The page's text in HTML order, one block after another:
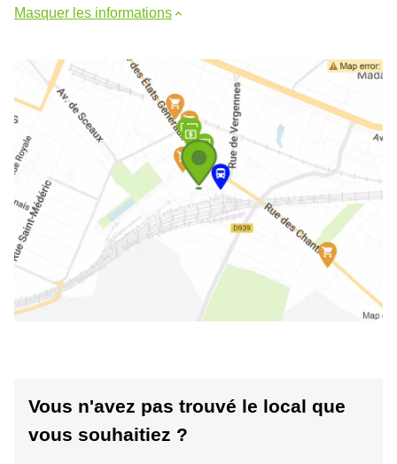
Masquer les informations
Vous n'avez pas trouvé le local que
vous souhaitiez ?